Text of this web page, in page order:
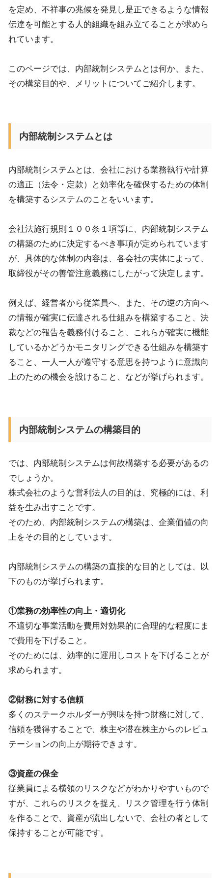
を定め、不祥事の兆候を発見し是正できるような情報
伝達を可能とする人的組織を組み立てることが求めら
れています。
このページでは、内部統制システムとは何か、また、
その構築目的や、メリットについてご紹介します。
内部統制システムとは
内部統制システムとは、会社における業務執行や計算
の適正（法令・定款）と効率化を確保するための体制
を構築するシステムのことをいいます。
会社法施行規則１００条１項等に、内部統制システム
の構築のために決定するべき事項が定められています
が、具体的な体制の内容は、各会社の実体によって、
取締役がその善管注意義務にしたがって決定します。
例えば、経営者から従業員へ、また、その逆の方向へ
の情報が確実に伝達される仕組みを構築すること、決
裁などの報告を義務付けること、これらが確実に機能
しているかどうかモニタリングできる仕組みを構築す
ること、一人一人が遵守する意思を持つように意識向
上のための機会を設けること、などが挙げられます。
内部統制システムの構築目的
では、内部統制システムは何故構築する必要があるの
でしょうか。
株式会社のような営利法人の目的は、究極的には、利
益を生み出すことです。
そのため、内部統制システムの構築は、企業価値の向
上をその目的としています。
内部統制システムの構築の直接的な目的としては、以
下のものが挙げられます。
①業務の効率性の向上・適切化
不適切な事業活動を費用対効果的に合理的な程度にま
で費用を下げること。
そのためには、効率的に運用しコストを下げることが
求められます。
②財務に対する信頼
多くのステークホルダーが興味を持つ財務に対して、
信頼を獲得することで、株主や潜在株主からのレピュ
テーションの向上が期待できます。
③資産の保全
従業員による横領のリスクなどがわかりやすいもので
すが、これらのリスクを捉え、リスク管理を行う体制
を作ることで、資産が流出しないで、会社の者として
保持することが可能です。